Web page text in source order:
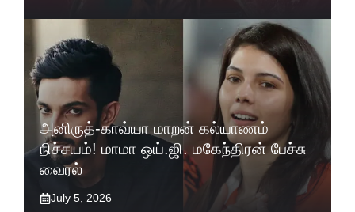
அனிருத்-காவ்யா மாறன் கல்யாணம்
நிச்சயம்! மாமா ஒய்.ஜி. மகேந்திரன் பேச்சு
வைரல்
July 5, 2026